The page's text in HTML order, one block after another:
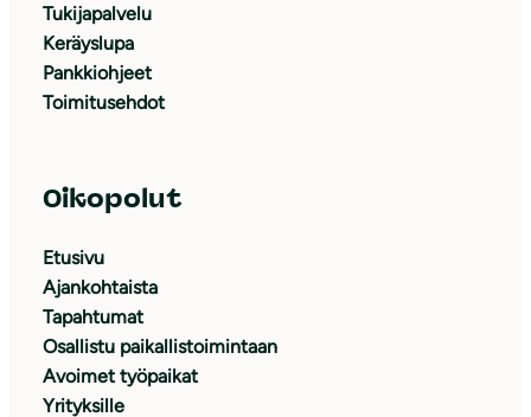
Tukijapalvelu
Keräyslupa
Pankkiohjeet
Toimitusehdot
Oikopolut
Etusivu
Ajankohtaista
Tapahtumat
Osallistu paikallistoimintaan
Avoimet työpaikat
Yrityksille